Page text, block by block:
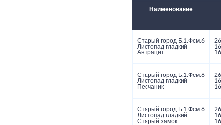
Наименование
Старый город Б.1.Фсм.6
Листопад гладкий
Антрацит
Старый город Б.1.Фсм.6
Листопад гладкий
Песчаник
Старый город Б.1.Фсм.6
Листопад гладкий
Старый замок